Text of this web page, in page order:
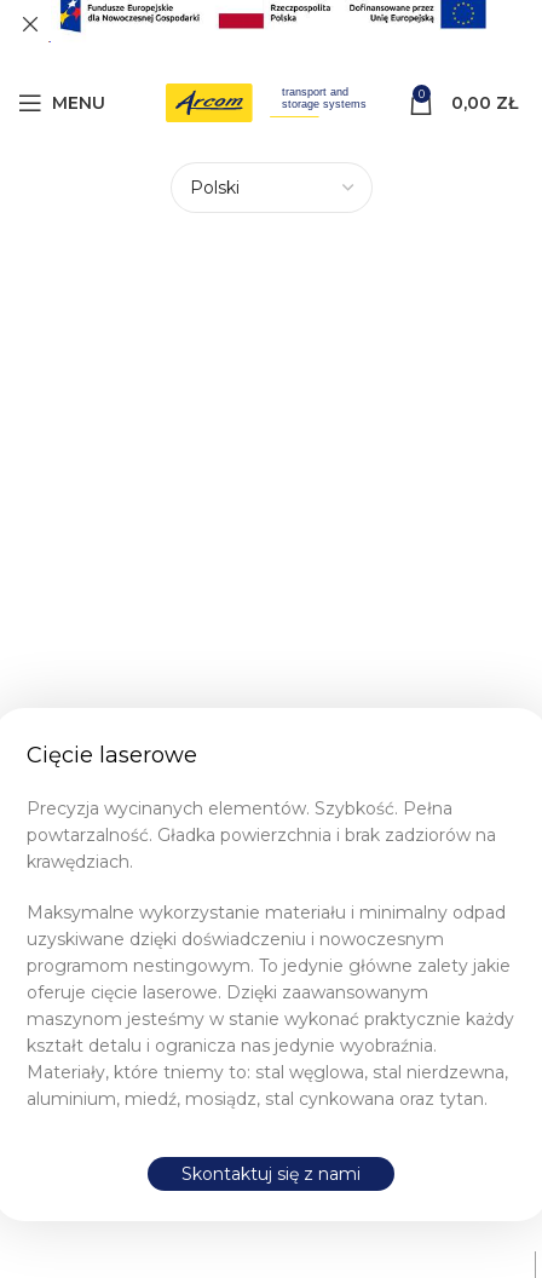
MENU 0 0,00 ZŁ
Cięcie laserowe
Precyzja wycinanych elementów. Szybkość. Pełna
powtarzalność. Gładka powierzchnia i brak zadziorów na
krawędziach.
Maksymalne wykorzystanie materiału i minimalny odpad
uzyskiwane dzięki doświadczeniu i nowoczesnym
programom nestingowym. To jedynie główne zalety jakie
oferuje cięcie laserowe. Dzięki zaawansowanym
maszynom jesteśmy w stanie wykonać praktycznie każdy
kształt detalu i ogranicza nas jedynie wyobraźnia.
Materiały, które tniemy to: stal węglowa, stal nierdzewna,
aluminium, miedź, mosiądz, stal cynkowana oraz tytan.
Skontaktuj się z nami